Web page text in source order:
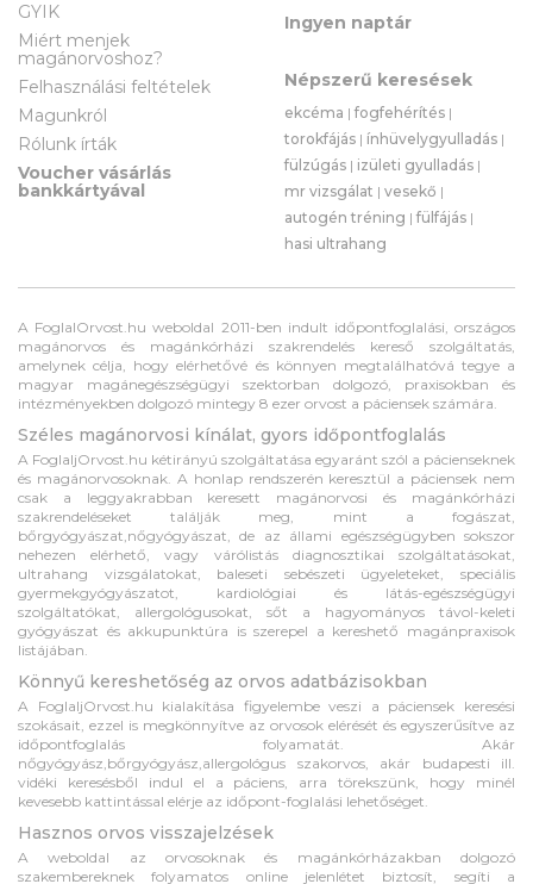
GYIK
Miért menjek
magánorvoshoz?
Felhasználási feltételek
Magunkról
Rólunk írták
Voucher vásárlás
bankkártyával
Ingyen naptár
Népszerű keresések
ekcéma |fogfehérítés |
torokfájás | ínhüvelygyulladás |
fülzúgás | izületi gyulladás |
mr vizsgálat | vesekő |
autogén tréning |fülfájás |
hasi ultrahang
A FoglalOrvost.hu weboldal 2011-ben indult időpontfoglalási, országos
magánorvos és magánkórházi szakrendelés kereső szolgáltatás,
amelynek célja, hogy elérhetővé és könnyen megtalálhatóvá tegye a
magyar magánegészségügyi szektorban dolgozó, praxisokban és
intézményekben dolgozó mintegy 8 ezer orvost a páciensek számára.
Széles magánorvosi kínálat, gyors időpontfoglalás
A FoglaljOrvost.hu kétirányú szolgáltatása egyaránt szól a pácienseknek
és magánorvosoknak. A honlap rendszerén keresztül a páciensek nem
csak a leggyakrabban keresett magánorvosi és magánkórházi
szakrendeléseket találják meg, mint a fogászat,
bőrgyógyászat,nőgyógyászat, de az állami egészségügyben sokszor
nehezen elérhető, vagy várólistás diagnosztikai szolgáltatásokat,
ultrahang vizsgálatokat, baleseti sebészeti ügyeleteket, speciális
gyermekgyógyászatot, kardiológiai és látás-egészségügyi
szolgáltatókat, allergológusokat, sőt a hagyományos távol-keleti
gyógyászat és akkupunktúra is szerepel a kereshető magánpraxisok
listájában.
Könnyű kereshetőség az orvos adatbázisokban
A FoglaljOrvost.hu kialakítása figyelembe veszi a páciensek keresési
szokásait, ezzel is megkönnyítve az orvosok elérését és egyszerűsítve az
időpontfoglalás folyamatát. Akár
nőgyógyász,bőrgyógyász,allergológus szakorvos, akár budapesti ill.
vidéki keresésből indul el a páciens, arra törekszünk, hogy minél
kevesebb kattintással elérje az időpont-foglalási lehetőséget.
Hasznos orvos visszajelzések
A weboldal az orvosoknak és magánkórházakban dolgozó
szakembereknek folyamatos online jelenlétet biztosít, segíti a